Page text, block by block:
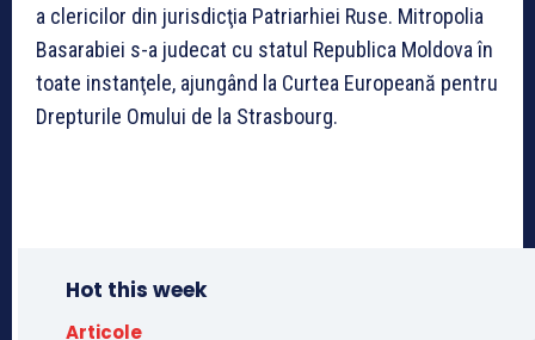
a clericilor din jurisdicţia Patriarhiei Ruse. Mitropolia
Basarabiei s-a judecat cu statul Republica Moldova în
toate instanţele, ajungând la Curtea Europeană pentru
Drepturile Omului de la Strasbourg.
Hot this week
Articole